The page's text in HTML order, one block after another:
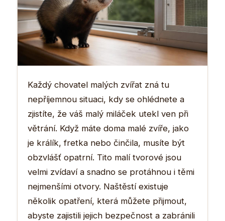
Každý chovatel malých zvířat zná tu
nepříjemnou situaci, kdy se ohlédnete a
zjistíte, že váš malý miláček utekl ven při
větrání. Když máte doma malé zvíře, jako
je králík, fretka nebo činčila, musíte být
obzvlášť opatrní. Tito malí tvorové jsou
velmi zvídaví a snadno se protáhnou i těmi
nejmenšími otvory. Naštěstí existuje
několik opatření, která můžete přijmout,
abyste zajistili jejich bezpečnost a zabránili